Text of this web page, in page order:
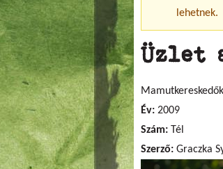
lehetnek.
Üzlet
Év: 2009
Szám: Tél
Szerző: Graczka